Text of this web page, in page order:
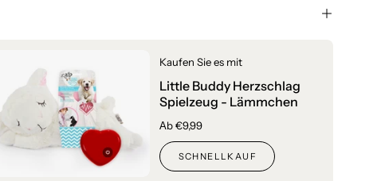
Kaufen Sie es mit
Little Buddy Herzschlag
Spielzeug - Lämmchen
Аb €9,99
SCHNELLKAUF